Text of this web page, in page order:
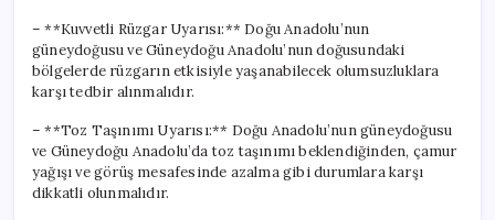
– **Kuvvetli Rüzgar Uyarısı:** Doğu Anadolu’nun
güneydoğusu ve Güneydoğu Anadolu’nun doğusundaki
bölgelerde rüzgarın etkisiyle yaşanabilecek olumsuzluklara
karşı tedbir alınmalıdır.
– **Toz Taşınımı Uyarısı:** Doğu Anadolu’nun güneydoğusu
ve Güneydoğu Anadolu’da toz taşınımı beklendiğinden, çamur
yağışı ve görüş mesafesinde azalma gibi durumlara karşı
dikkatli olunmalıdır.